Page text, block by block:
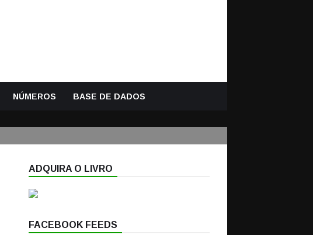
NÚMEROS BASE DE DADOS
ADQUIRA O LIVRO
FACEBOOK FEEDS